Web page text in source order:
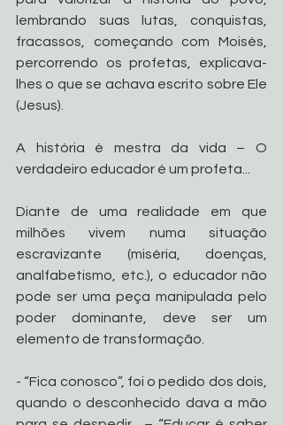
lembrando suas lutas, conquistas,
fracassos, começando com Moisés,
percorrendo os profetas, explicava-
lhes o que se achava escrito sobre Ele
(Jesus).
A história é mestra da vida – O
verdadeiro educador é um profeta...
Diante de uma realidade em que
milhões vivem numa situação
escravizante (miséria, doenças,
analfabetismo, etc.), o educador não
pode ser uma peça manipulada pelo
poder dominante, deve ser um
elemento de transformação.
- “Fica conosco”, foi o pedido dos dois,
quando o desconhecido dava a mão